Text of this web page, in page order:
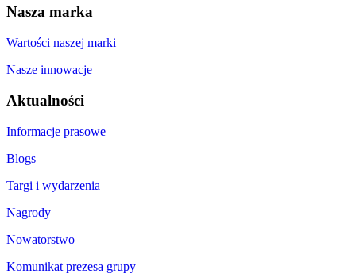
Nasza marka
Wartości naszej marki
Nasze innowacje
Aktualności
Informacje prasowe
Blogs
Targi i wydarzenia
Nagrody
Nowatorstwo
Komunikat prezesa grupy